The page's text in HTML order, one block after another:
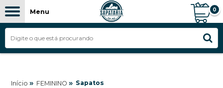
Menu 0
Início » FEMININO » Sapatos